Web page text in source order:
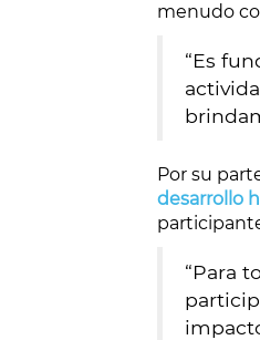
menudo
“Es
Por su
desarrollo
“Para